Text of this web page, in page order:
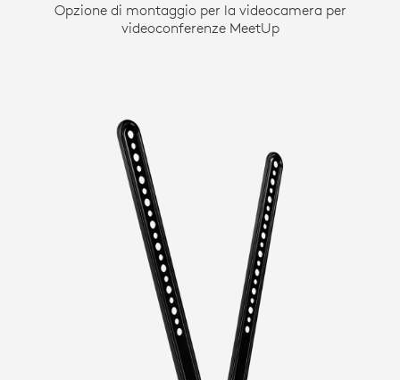
Opzione di montaggio per la videocamera per
videoconferenze MeetUp